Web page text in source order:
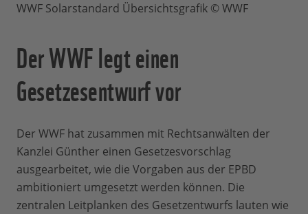
WWF Solarstandard Übersichtsgrafik © WWF
Der WWF legt einen
Gesetzesentwurf vor
Der WWF hat zusammen mit Rechtsanwälten der
Kanzlei Günther einen Gesetzesvorschlag
ausgearbeitet, wie die Vorgaben aus der EPBD
ambitioniert umgesetzt werden können. Die
zentralen Leitplanken des Gesetzentwurfs lauten wie